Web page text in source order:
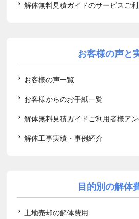
解体無料見積ガイドのサービスご
お客様の声と
お客様の声一覧
お客様からのお手紙一覧
解体無料見積ガイドご利用者様アン
解体工事実績・事例紹介
目的別の解体
土地売却の解体費用